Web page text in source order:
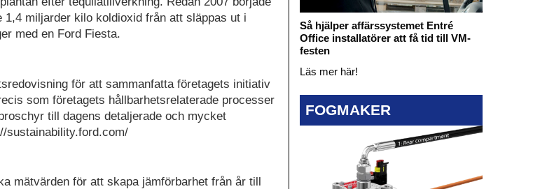
miljarder kilo koldioxid från att släppas ut i
med en Ford Fiesta.
för att sammanfatta företagets initiativ
som företagets hållbarhetsrelaterade processer
till dagens detaljerade och mycket
sustainability.ford.com/
mätvärden för att skapa jämförbarhet från år till
Så hjälper affärssystemet Entré
Office installatörer att få tid till VM-
festen
Läs mer här!
FOGMAKER